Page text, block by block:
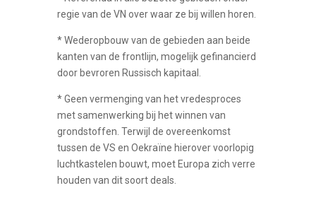
regie van de VN over waar ze bij willen horen.
* Wederopbouw van de gebieden aan beide
kanten van de frontlijn, mogelijk gefinancierd
door bevroren Russisch kapitaal.
* Geen vermenging van het vredesproces
met samenwerking bij het winnen van
grondstoffen. Terwijl de overeenkomst
tussen de VS en Oekraïne hierover voorlopig
luchtkastelen bouwt, moet Europa zich verre
houden van dit soort deals.